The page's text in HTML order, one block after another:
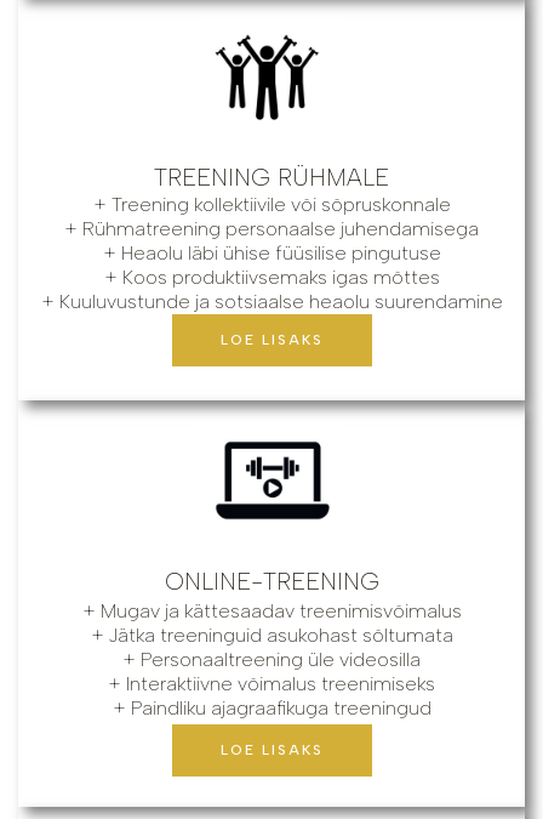
TREENING RÜHMALE
+ Treening kollektiivile või sõpruskonnale
+ Rühmatreening personaalse juhendamisega
+ Heaolu läbi ühise füüsilise pingutuse
+ Koos produktiivsemaks igas mõttes
+ Kuuluvustunde ja sotsiaalse heaolu suurendamine
LOE LISAKS
ONLINE-TREENING
+ Mugav ja kättesaadav treenimisvõimalus
+ Jätka treeninguid asukohast sõltumata
+ Personaaltreening üle videosilla
+ Interaktiivne võimalus treenimiseks
+ Paindliku ajagraafikuga treeningud
LOE LISAKS